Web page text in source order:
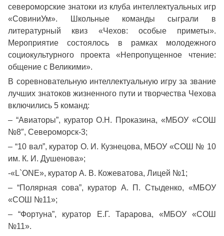
североморские знатоки из клуба интеллектуальных игр
«СовиниУм». Школьные команды сыграли в
литературный квиз «Чехов: особые приметы».
Мероприятие состоялось в рамках молодежного
социокультурного проекта «Непропущенное чтение:
общение с Великими».
В соревновательную интеллектуальную игру за звание
лучших знатоков жизненного пути и творчества Чехова
включились 5 команд:
– “Авиаторы”, куратор О.Н. Проказина, «МБОУ «СОШ
№8″, Североморск-3;
– “10 вал”, куратор О. И. Кузнецова, МБОУ «СОШ № 10
им. К. И. Душенова»;
-«L`ONE», куратор А. В. Кожеватова, Лицей №1;
– “Полярная сова”, куратор А. П. Стыденко, «МБОУ
«СОШ №11»;
– “Фортуна”, куратор Е.Г. Тарарова, «МБОУ «СОШ
№11».